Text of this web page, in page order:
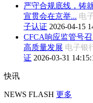
严守合规底线，铸
宣贯会在京举... 电
子认证 2026-04-15
CFCA响应监管号
高质量发展 电子银
证 2026-03-31
快讯
NEWS FLASH 更多